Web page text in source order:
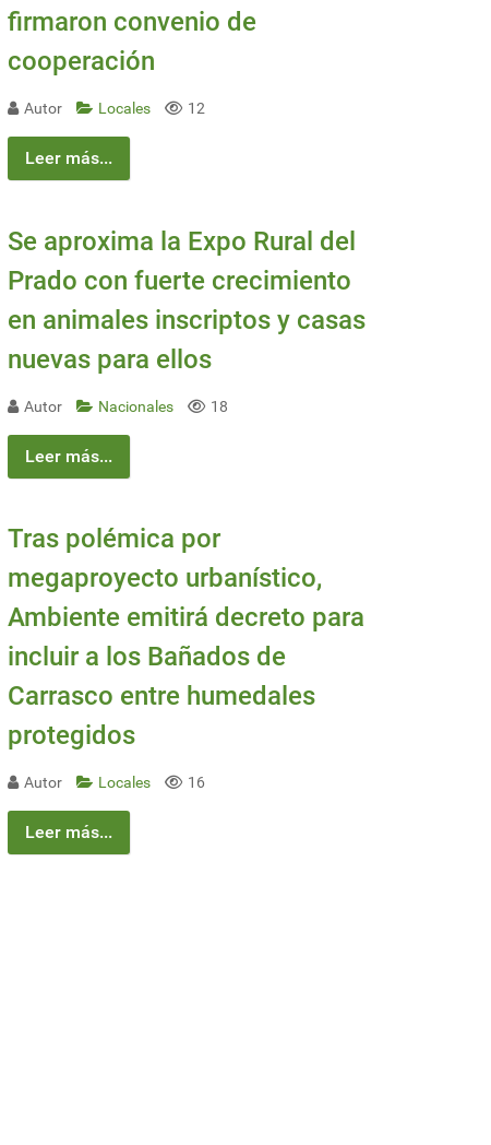
firmaron convenio de
cooperación
Autor Locales 12
Leer más...
Se aproxima la Expo Rural del
Prado con fuerte crecimiento
en animales inscriptos y casas
nuevas para ellos
Autor Nacionales 18
Leer más...
Tras polémica por
megaproyecto urbanístico,
Ambiente emitirá decreto para
incluir a los Bañados de
Carrasco entre humedales
protegidos
Autor Locales 16
Leer más...